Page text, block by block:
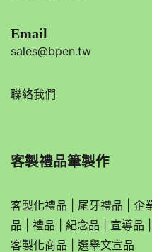
Email
sales@bpen.tw
聯絡我們
客製禮品筆製作
客製化禮品 尾牙禮品 企
品
禮品 紀念品 宣導品
客製化商品
選舉文宣品